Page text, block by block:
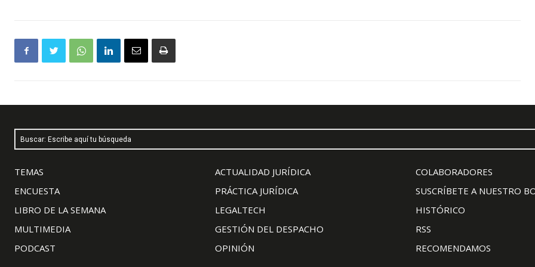
Buscar: Escribe aquí tu búsqueda
TEMAS
ENCUESTA
LIBRO DE LA SEMANA
MULTIMEDIA
PODCAST
ACTUALIDAD JURÍDICA
PRÁCTICA JURÍDICA
LEGALTECH
GESTIÓN DEL DESPACHO
OPINIÓN
COLABORADORES
SUSCRÍBETE A NUESTRO
HISTÓRICO
RSS
RECOMENDAMOS